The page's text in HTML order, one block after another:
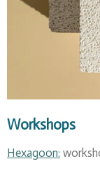
Workshops
Hexagoon: